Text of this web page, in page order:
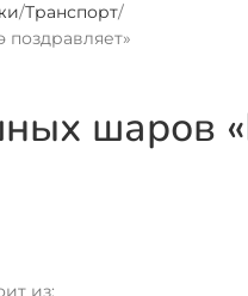
Транспорт
шаров
из: